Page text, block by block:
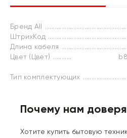
Бренд All
ШтрихКод
Длина кабеля
Цвет (Цвет)
Тип комплектующих
Почему нам
Хотите купить бытовую